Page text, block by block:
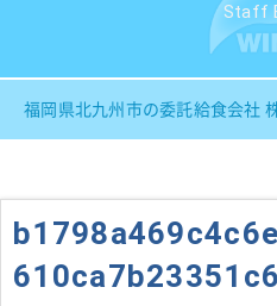
Staff
福岡県北九州市の委託給食会社